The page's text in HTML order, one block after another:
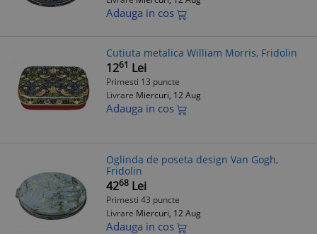
Adauga in cos
Cutiuta metalica William Morris, Fridolin
1261 Lei
Primesti 13 puncte
Livrare Miercuri, 12 Aug
Adauga in cos
Oglinda de poseta design Van Gogh,
Fridolin
4268 Lei
Primesti 43 puncte
Livrare Miercuri, 12 Aug
Adauga in cos